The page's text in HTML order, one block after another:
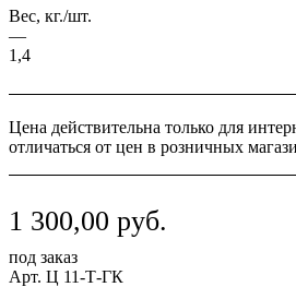
Вес, кг./шт.
—
1,4
Цена действительна только для
отличаться от цен в розничных
1 300,00 руб.
под заказ
Арт. Ц 11-Т-ГК